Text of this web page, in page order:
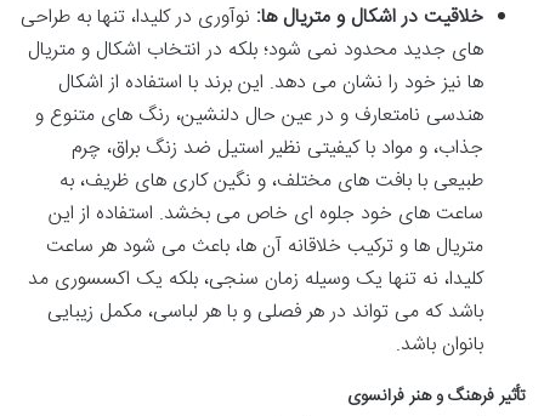
خلاقیت در اشکال و متریال ها: نوآوری در کلیدا، تنها به طراحی
های جدید محدود نمی شود؛ بلکه در انتخاب اشکال و متریال
ها نیز خود را نشان می دهد. این برند با استفاده از اشکال
هندسی نامتعارف و در عین حال دلنشین، رنگ های متنوع و
جذاب، و مواد با کیفیتی نظیر استیل ضد زنگ براق، چرم
طبیعی با بافت های مختلف، و نگین کاری های ظریف، به
ساعت های خود جلوه ای خاص می بخشد. استفاده از این
متریال ها و ترکیب خلاقانه آن ها، باعث می شود هر ساعت
کلیدا، نه تنها یک وسیله زمان سنجی، بلکه یک اکسسوری مد
باشد که می تواند در هر فصلی و با هر لباسی، مکمل زیبایی
بانوان باشد.
تأثیر فرهنگ و هنر فرانسوی